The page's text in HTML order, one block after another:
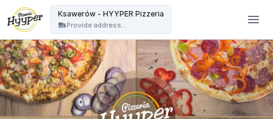
Ksawerów - HYYPER Pizzeria
Provide address...